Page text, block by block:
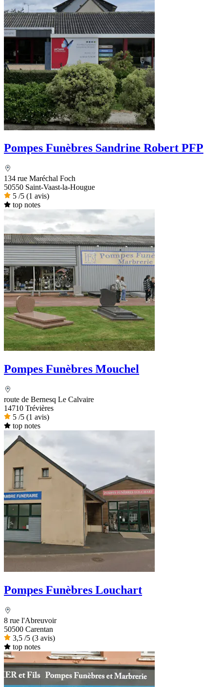
Pompes Funèbres Sandrine Robert PFP
134 rue Maréchal Foch
50550 Saint-Vaast-la-Hougue
5 /5 (1 avis)
top notes
Pompes Funèbres Mouchel
route de Bernesq Le Calvaire
14710 Trévières
5 /5 (1 avis)
top notes
Pompes Funèbres Louchart
8 rue l'Abreuvoir
50500 Carentan
3,5 /5 (3 avis)
top notes